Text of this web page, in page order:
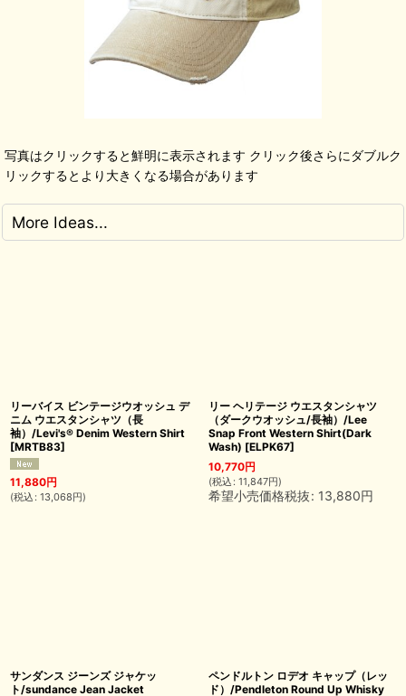
写真はクリックすると鮮明に表示されます クリック後さらにダブルク
リックするとより大きくなる場合があります
More Ideas...
リーバイス ビンテージウオッシュ デ
ニム ウエスタンシャツ（長
袖）/Levi's® Denim Western Shirt
[MRTB83]
11,880円
(税込 : 13,068円)
リー ヘリテージ ウエスタンシャツ
（ダークウオッシュ/長袖）/Lee
Snap Front Western Shirt(Dark
Wash) [ELPK67]
10,770円
(税込 : 11,847円)
希望小売価格税抜: 13,880円
サンダンス ジーンズ ジャケッ
ト/sundance Jean Jacket
ペンドルトン ロデオ キャップ（レッ
ド）/Pendleton Round Up Whisky